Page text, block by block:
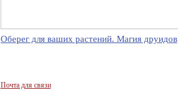
Оберег для ваших растений. Магия друидов
Почта для связи